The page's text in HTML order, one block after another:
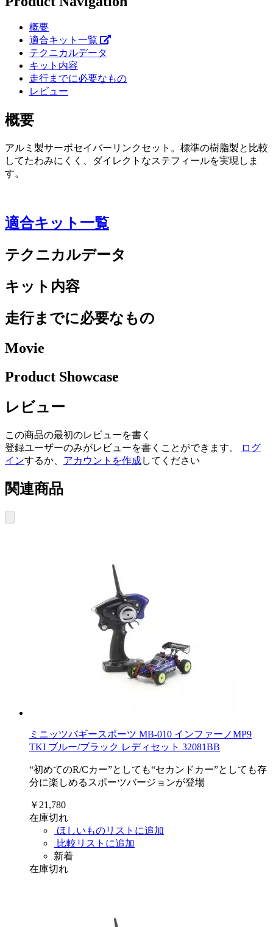
概要
適合キット一覧
テクニカルデータ
キット内容
走行までに必要なもの
レビュー
概要
アルミ製サーボセイバーリンクセット。標準の樹脂製と比較
してたわみにくく、ダイレクトなステフィールを実現しま
す。
適合キット一覧
テクニカルデータ
キット内容
走行までに必要なもの
Movie
Product Showcase
レビュー
この商品の最初のレビューを書く
登録ユーザーのみがレビューを書くことができます。
ログ
インするか、 アカウントを作成してください
関連商品
ミニッツバギースポーツ MB-010 インファーノMP9
TKI ブルー/ブラック レディセット 32081BB
“初めてのR/Cカー”としても“セカンドカー”としても存
分に楽しめるスポーツバージョンが登場
￥21,780
在庫切れ
ほしいものリストに追加
比較リストに追加
新着
在庫切れ